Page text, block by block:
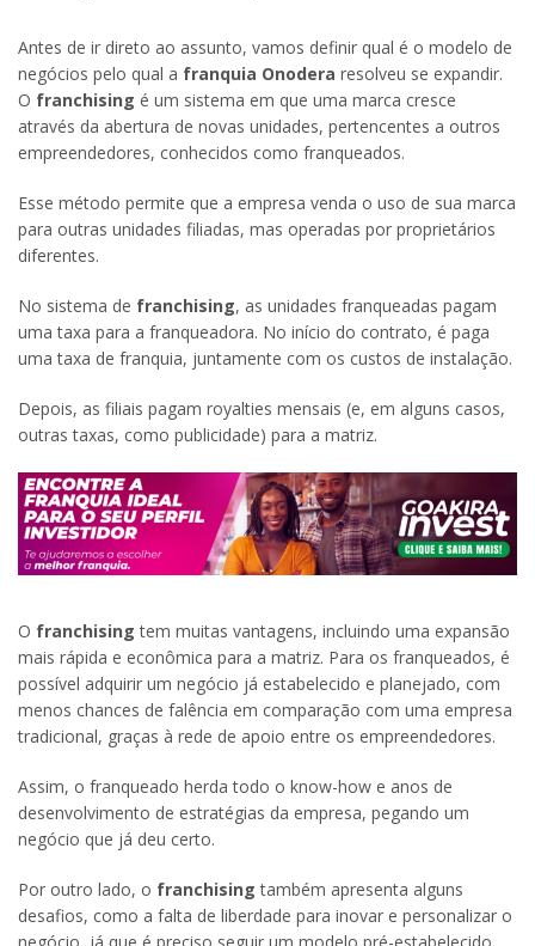
Antes de ir direto ao assunto, vamos definir qual é o modelo de
negócios pelo qual a franquia Onodera resolveu se expandir.
O franchising é um sistema em que uma marca cresce
através da abertura de novas unidades, pertencentes a outros
empreendedores, conhecidos como franqueados.
Esse método permite que a empresa venda o uso de sua marca
para outras unidades filiadas, mas operadas por proprietários
diferentes.
No sistema de franchising, as unidades franqueadas pagam
uma taxa para a franqueadora. No início do contrato, é paga
uma taxa de franquia, juntamente com os custos de instalação.
Depois, as filiais pagam royalties mensais (e, em alguns casos,
outras taxas, como publicidade) para a matriz.
O franchising tem muitas vantagens, incluindo uma expansão
mais rápida e econômica para a matriz. Para os franqueados, é
possível adquirir um negócio já estabelecido e planejado, com
menos chances de falência em comparação com uma empresa
tradicional, graças à rede de apoio entre os empreendedores.
Assim, o franqueado herda todo o know-how e anos de
desenvolvimento de estratégias da empresa, pegando um
negócio que já deu certo.
Por outro lado, o franchising também apresenta alguns
desafios, como a falta de liberdade para inovar e personalizar o